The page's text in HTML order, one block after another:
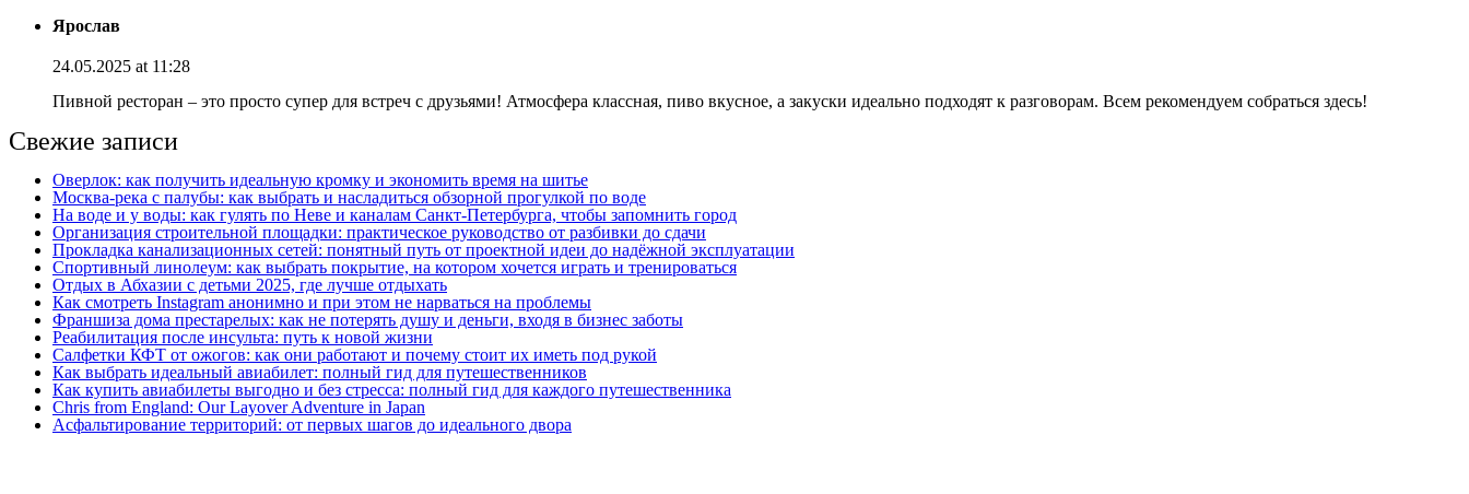
Ярослав
24.05.2025 at 11:28
Пивной ресторан – это просто супер для встреч с друзьями! Атмосфера классная, пиво вкусное, а закуски идеально подходят к разговорам. Всем рекомендуем собраться здесь!
Свежие записи
Оверлок: как получить идеальную кромку и экономить время на шитье
Москва‑река с палубы: как выбрать и насладиться обзорной прогулкой по воде
На воде и у воды: как гулять по Неве и каналам Санкт‑Петербурга, чтобы запомнить город
Организация строительной площадки: практическое руководство от разбивки до сдачи
Прокладка канализационных сетей: понятный путь от проектной идеи до надёжной эксплуатации
Спортивный линолеум: как выбрать покрытие, на котором хочется играть и тренироваться
Отдых в Абхазии с детьми 2025, где лучше отдыхать
Как смотреть Instagram анонимно и при этом не нарваться на проблемы
Франшиза дома престарелых: как не потерять душу и деньги, входя в бизнес заботы
Реабилитация после инсульта: путь к новой жизни
Салфетки КФТ от ожогов: как они работают и почему стоит их иметь под рукой
Как выбрать идеальный авиабилет: полный гид для путешественников
Как купить авиабилеты выгодно и без стресса: полный гид для каждого путешественника
Chris from England: Our Layover Adventure in Japan
Асфальтирование территорий: от первых шагов до идеального двора